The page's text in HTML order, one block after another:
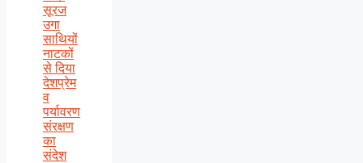
सूरज
उगा
साथियों
नाटकों
से दिया
देशप्रेम
व
पर्यावरण
संरक्षण
का
संदेश